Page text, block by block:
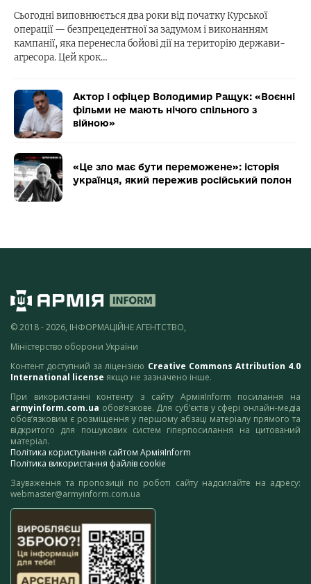
Сьогодні виповнюється два роки від початку Курської
операції — безпрецедентної за задумом і виконанням
кампанії, яка перенесла бойові дії на територію держави-
агресора. Цей крок…
Актор і офіцер Володимир Ращук: «Воєнні
фільми не мають нічого спільного з
війною»
«Це зло має бути переможене»: історія
українця, який пережив російський полон
© 2018 - 2026, ІНФОРМАЦІЙНЕ АГЕНТСТВО,
Міністерство оборони України
Контент доступний за ліцензією Creative Commons Attribution 4.0
International license якщо не зазначено інше.
При використанні контенту з сайту АрміяInform посилання на
armyinform.com.ua обов’язкове. Для суб’єктів у сфері онлайн-медіа
обов’язковим є розміщення у першому абзаці матеріалу прямого та
відкритого для пошукових систем гіперпосилання на цитований
матеріал.
Політика користування сайтом АрміяInform
Політика використання файлів cookie
Зауваження та пропозиції по роботі сайту надсилайте на адресу:
webmaster@armyinform.com.ua